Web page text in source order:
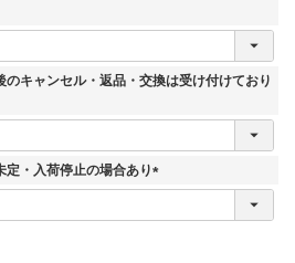
キャンセル・返品・交換は受け付けており
・入荷停止の場合あり
(